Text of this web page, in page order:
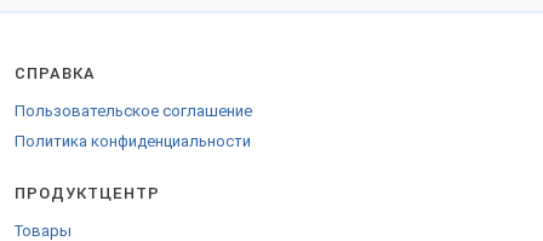
СПРАВКА
Пользовательское соглашение
Политика конфиденциальности
ПРОДУКТЦЕНТР
Товары